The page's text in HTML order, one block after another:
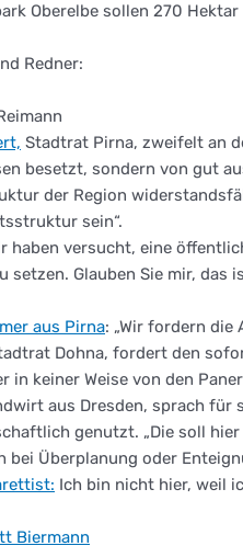
Oberelbe sollen 270
Redner:
Stadtrat Pirna, zweifelt an
besetzt, sondern von gut
der Region
sein“.
haben versucht, eine
setzen. Glauben Sie mir,
aus Pirna: „Wir fordern
Dohna, fordert den
in keiner Weise von den
aus Dresden, sprach
genutzt. „Die soll
bei Überplanung oder
Ich bin nicht hier, weil
Biermann